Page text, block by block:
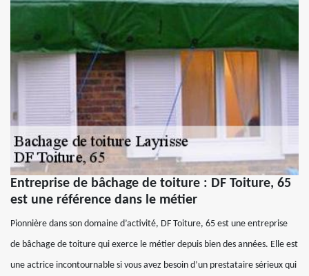
Entreprise de bâchage de toiture : DF Toiture, 65
est une référence dans le métier
Pionnière dans son domaine d’activité, DF Toiture, 65 est une entreprise
de bâchage de toiture qui exerce le métier depuis bien des années. Elle est
une actrice incontournable si vous avez besoin d’un prestataire sérieux qui